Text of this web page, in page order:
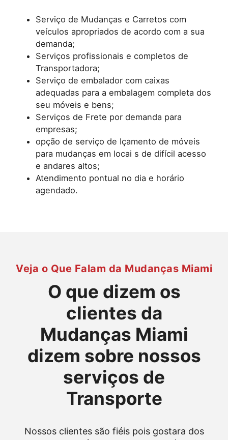
Serviço de Mudanças e Carretos com
veículos apropriados de acordo com a sua
demanda;
Serviços profissionais e completos de
Transportadora;
Serviço de embalador com caixas
adequadas para a embalagem completa dos
seu móveis e bens;
Serviços de Frete por demanda para
empresas;
opção de serviço de Içamento de móveis
para mudanças em locai s de difícil acesso
e andares altos;
Atendimento pontual no dia e horário
agendado.
Veja o Que Falam da Mudanças Miami
O que dizem os
clientes da
Mudanças Miami
dizem sobre nossos
serviços de
Transporte
Nossos clientes são fiéis pois gostara dos